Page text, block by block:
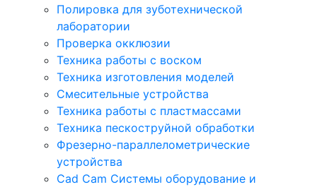
Полировка для зуботехнической
лаборатории
Проверка окклюзии
Техника работы с воском
Техника изготовления моделей
Смесительные устройства
Техника работы с пластмассами
Техника пескоструйной обработки
Фрезерно-параллелометрические
устройства
Cad Cam Системы оборудование и